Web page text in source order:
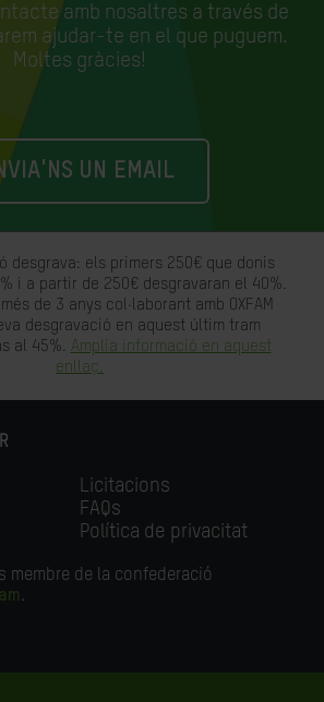
amb nosaltres a través de
ajudar-te en el que puguem.
Moltes gràcies!
UN EMAIL
desgrava: els primers 250€ que donis
i a partir de 250€ desgravaran el 40%.
de 3 anys col·laborant amb OXFAM
teva desgravació en aquest últim tram
al 45%. Amplia informació en aquest
enllaç.
Licitacions
FAQs
Política de privacitat
membre de la confederació
.